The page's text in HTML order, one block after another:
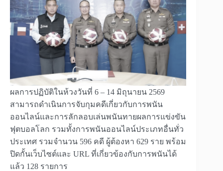
ผลการปฏิบัติในห้วงวันที่ 6 – 14 มิถุนายน 2569
สามารถดำเนินการจับกุมคดีเกี่ยวกับการพนัน
ออนไลน์และการลักลอบเล่นพนันทายผลการแข่งขัน
ฟุตบอลโลก รวมทั้งการพนันออนไลน์ประเภทอื่นทั่ว
ประเทศ รวมจำนวน 596 คดี ผู้ต้องหา 629 ราย พร้อม
ปิดกั้นเว็บไซต์และ URL ที่เกี่ยวข้องกับการพนันได้
แล้ว 128 รายการ